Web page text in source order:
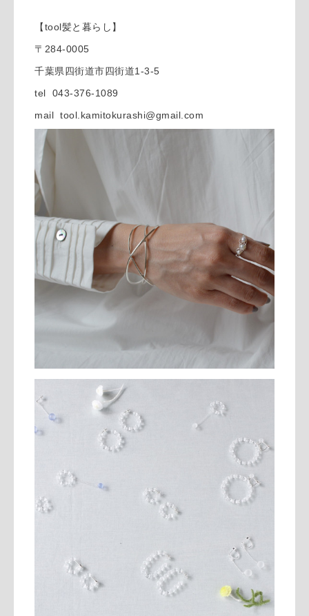
【tool髪と暮らし】
〒284-0005
千葉県四街道市四街道1-3-5
tel 043-376-1089
mail tool.kamitokurashi@gmail.com